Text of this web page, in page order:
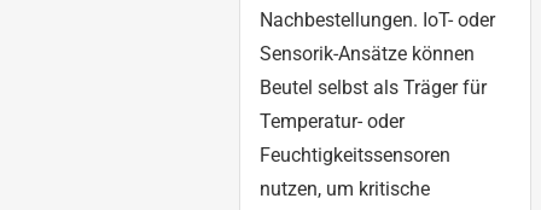
Nachbestellungen. IoT- oder
Sensorik-Ansätze können
Beutel selbst als Träger für
Temperatur- oder
Feuchtigkeitssensoren
nutzen, um kritische